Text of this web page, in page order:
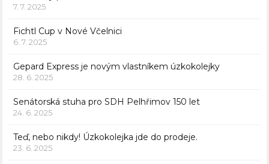
7. 7. 2025
Fichtl Cup v Nové Včelnici
6. 7. 2025
Gepard Express je novým vlastníkem úzkokolejky
28. 6. 2025
Senátorská stuha pro SDH Pelhřimov 150 let
24. 6. 2025
Teď, nebo nikdy! Úzkokolejka jde do prodeje.
23. 6. 2025